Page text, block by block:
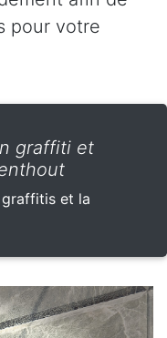
pour votre
graffiti et
graffitis et la